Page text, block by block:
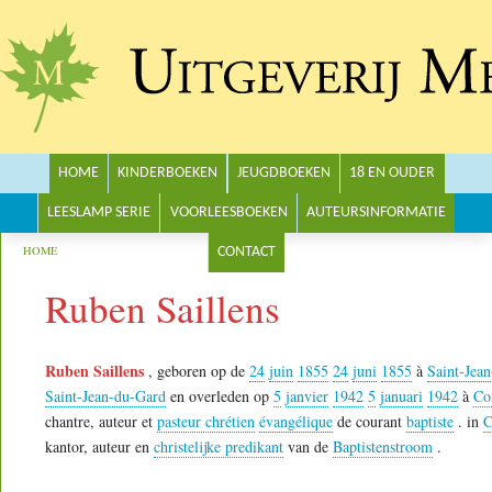
You are here
HOME
Ruben Saillens
Ruben Saillens , geboren op de 24 juin 1855 24 juni 1855 à Saint-
Saint-Jean-du-Gard en overleden op 5 janvier 1942 5 januari 1942 à
chantre, auteur et pasteur chrétien évangélique de courant baptiste . in
kantor, auteur en christelijke predikant van de Baptistenstroom .
Main menu
HOME KINDERBOEKEN JEUGDBOEKEN 18 EN OUDER
LEESLAMP SERIE VOORLEESBOEKEN AUTEURSINFORMATIE
CONTACT